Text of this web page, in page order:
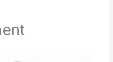
Expérience de visualisation
confortable: la hauteur de